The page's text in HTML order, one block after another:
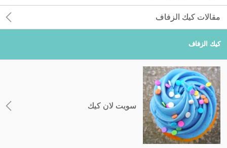
مقالات كيك الزفاف
كيك الزفاف
سويت لان كيك